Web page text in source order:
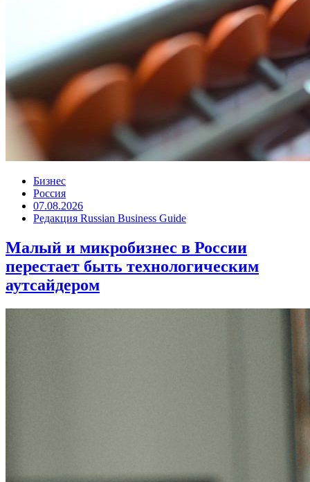
Бизнес
Россия
07.08.2026
Редакция Russian Business Guide
Малый и микробизнес в России
перестает быть технологическим
аутсайдером